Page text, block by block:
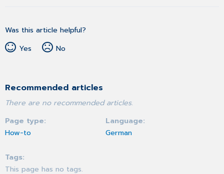
Was this article helpful?
Yes
No
Recommended articles
There are no recommended articles.
Page type
How-to
Language
German
Tags
This page has no tags.